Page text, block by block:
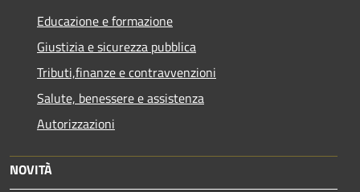
Educazione e formazione
Giustizia e sicurezza pubblica
Tributi,finanze e contravvenzioni
Salute, benessere e assistenza
Autorizzazioni
NOVITÀ